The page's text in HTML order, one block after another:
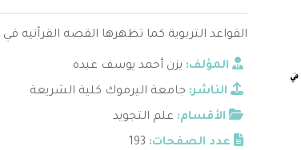
القواعد التربوية كما تظهرها القصه
المؤلف: يزن أحمد يوسف عبده
الناشر: جامعة اليرموك كلية الشريعة
الأقسام: علم التجويد
عدد الصفحات: 193